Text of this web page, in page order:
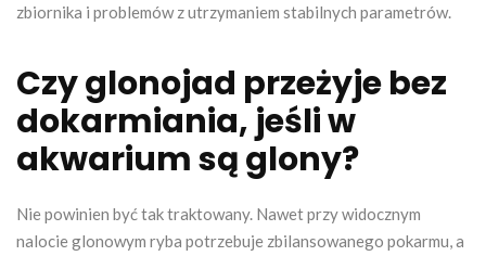
zbiornika i problemów z utrzymaniem stabilnych parametrów.
Czy glonojad przeżyje bez
dokarmiania, jeśli w
akwarium są glony?
Nie powinien być tak traktowany. Nawet przy widocznym
nalocie glonowym ryba potrzebuje zbilansowanego pokarmu, a